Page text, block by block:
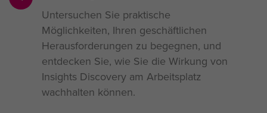
Untersuchen Sie praktische
Möglichkeiten, Ihren geschäftlichen
Herausforderungen zu begegnen, und
entdecken Sie, wie Sie die Wirkung von
Insights Discovery am Arbeitsplatz
wachhalten können.